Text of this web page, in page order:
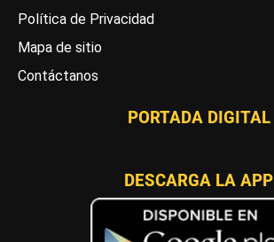
Política de Privacidad
Mapa de sitio
Contáctanos
PORTADA DIGITAL
DESCARGA LA APP